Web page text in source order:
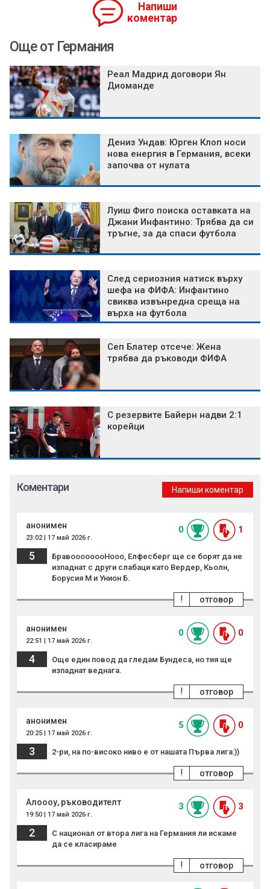
Напиши
коментар
Още от Германия
Реал Мадрид договори Ян
Диоманде
Дениз Ундав: Юрген Клоп носи
нова енергия в Германия, всеки
започва от нулата
Луиш Фиго поиска оставката на
Джани Инфантино: Трябва да си
тръгне, за да спаси футбола
След сериозния натиск върху
шефа на ФИФА: Инфантино
свиква извънредна среща на
върха на футбола
Сеп Блатер отсече: Жена
трябва да ръководи ФИФА
С резервите Байерн надви 2:1
корейци
Коментари Напиши коментар
анонимен
23:02 | 17 май 2026 г.
0 1
5
БравоооооооНооо, Елфесберг ще се борят да не
изпаднат с други слабаци като Вердер, Кьолн,
Борусия М и Унион Б.
отговор
!
анонимен
22:51 | 17 май 2026 г.
0 0
4
Още един повод да гледам Бундеса, но тия ще
изпаднат веднага.
отговор
!
анонимен
20:25 | 17 май 2026 г.
5 0
3 2-ри, на по-високо ниво е от нашата Първа лига:))
отговор
!
Алоооу, ръководителт
19:50 | 17 май 2026 г.
3 3
2
С национал от втора лига на Германия ли искаме
да се класираме
отговор
!